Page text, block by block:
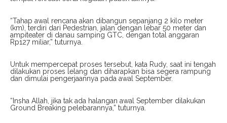
“Tahap awal rencana akan dibangun sepanjang 2 kilo meter
(km), terdiri dari Pedestrian, jalan dengan lebar 50 meter dan
ampiteater di danau samping GTC, dengan total anggaran
Rp127 miliar,” tuturnya.
Untuk mempercepat proses tersebut, kata Rudy, saat ini tengah
dilakukan proses lelang dan diharapkan bisa segera rampung
dan dimulai pengerjaannya pada awal September.
“Insha Allah, jika tak ada halangan awal September dilakukan
Ground Breaking pelebarannya,” tuturnya.